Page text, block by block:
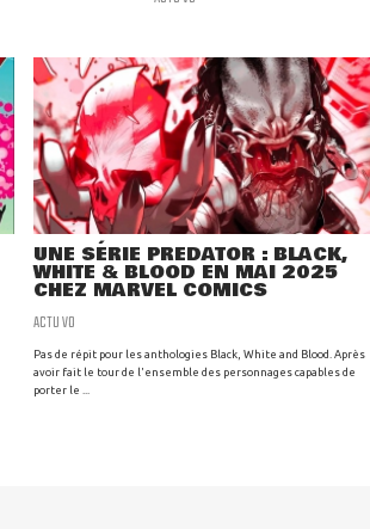
UNE SÉRIE PREDATOR : BLACK,
WHITE & BLOOD EN MAI 2025
CHEZ MARVEL COMICS
ACTU VO
Pas de répit pour les anthologies Black, White and Blood. Après
avoir fait le tour de l'ensemble des personnages capables de
porter le ...